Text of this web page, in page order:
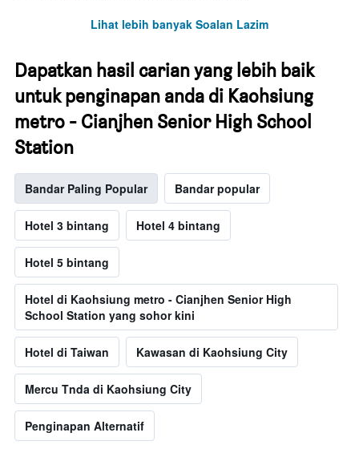
Lihat lebih banyak Soalan Lazim
Dapatkan hasil carian yang lebih baik
untuk penginapan anda di Kaohsiung
metro - Cianjhen Senior High School
Station
Bandar Paling Popular Bandar popular
Hotel 3 bintang Hotel 4 bintang
Hotel 5 bintang
Hotel di Kaohsiung metro - Cianjhen Senior High
School Station yang sohor kini
Hotel di Taiwan Kawasan di Kaohsiung City
Mercu Tnda di Kaohsiung City
Penginapan Alternatif